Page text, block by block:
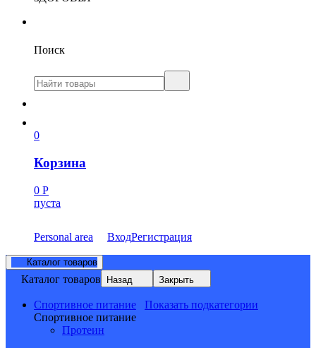
Поиск
0
Корзина
0 Р
пуста
Personal area ВходРегистрация
Каталог товаров
Каталог товаров Назад Закрыть
Спортивное питание
Показать подкатегории
Спортивное питание
Протеин